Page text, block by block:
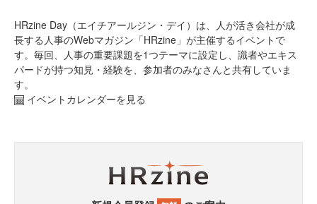
HRzine Day（エイチアールジン・デイ）は、人が活き会社が成
長する人事のWebマガジン「HRzine」が主催するイベントで
す。毎回、人事の重要課題を1つテーマに設定し、識者やエキス
パードが持つ知見・経験を、参加者のみなさんと共有していま
す。
イベントカレンダーを見る